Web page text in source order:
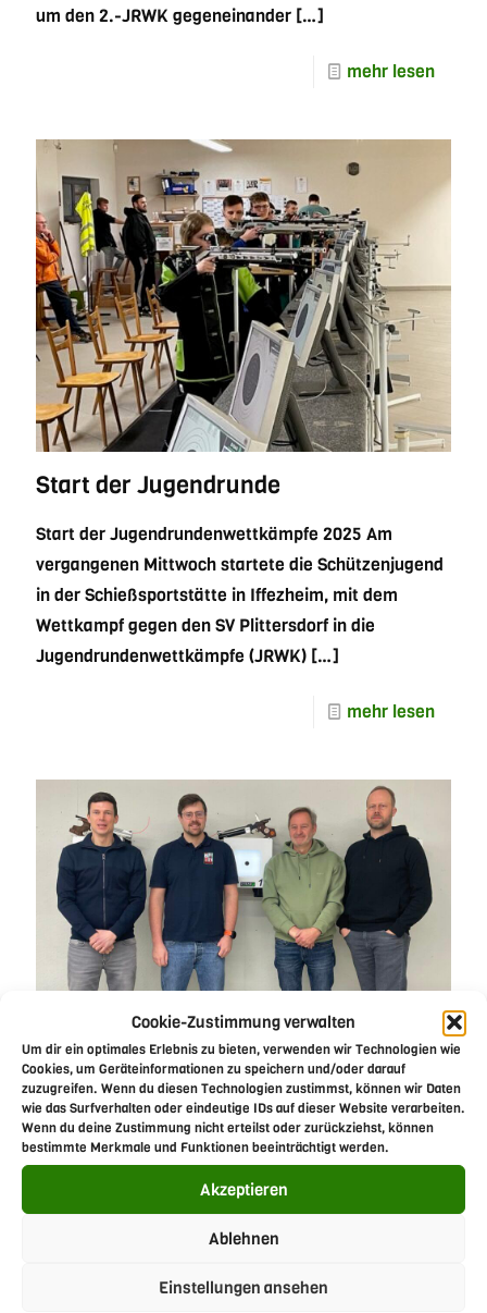
Cookie-Zustimmung verwalten
Um dir ein optimales Erlebnis zu bieten, verwenden wir Technologien wie
Cookies, um Geräteinformationen zu speichern und/oder darauf
zuzugreifen. Wenn du diesen Technologien zustimmst, können wir Daten
wie das Surfverhalten oder eindeutige IDs auf dieser Website verarbeiten.
Wenn du deine Zustimmung nicht erteilst oder zurückziehst, können
bestimmte Merkmale und Funktionen beeinträchtigt werden.
Akzeptieren
Ablehnen
Einstellungen ansehen
um den 2.-JRWK gegeneinander […]
mehr lesen
Start der Jugendrunde
Start der Jugendrundenwettkämpfe 2025 Am
vergangenen Mittwoch startete die Schützenjugend
in der Schießsportstätte in Iffezheim, mit dem
Wettkampf gegen den SV Plittersdorf in die
Jugendrundenwettkämpfe (JRWK) […]
mehr lesen
Luftpistolen Mannschaft erneut auf
Platz 1
Luftpistolen Mannschaft erneut auf Platz 1 (v.l.)
Alexander Zoller, Frederick Bender, Uwe Bender und
KKSV Iffezheim konnte ihren Erfolg aus